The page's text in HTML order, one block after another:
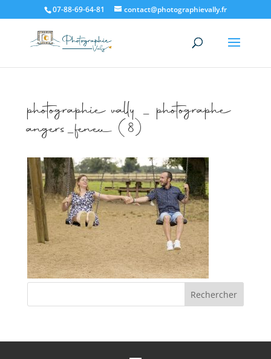
07-88-69-64-81 contact@photographievally.fr
photographie vally _ photographe
angers_feneu (8)